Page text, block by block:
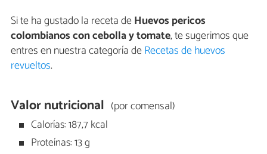
Si te ha gustado la receta deHuevos pericos
colombianos con cebolla y tomate, te sugerimos que
entres en nuestra categoría deRecetas de huevos
revueltos.
Valor nutricional (por comensal)
Calorías: 187,7 kcal
Proteínas: 13 g